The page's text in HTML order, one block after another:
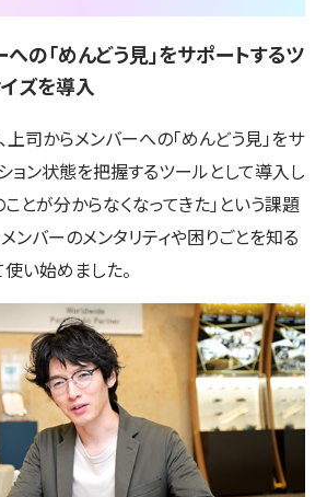
の「めんどう見」をサポートするツ
ズを導入
上司からメンバーへの「めんどう見」をサ
ョン状態を把握するツールとして導入し
ことが分からなくなってきた」という課題
ンバーのメンタリティや困りごとを知る
い始めました。